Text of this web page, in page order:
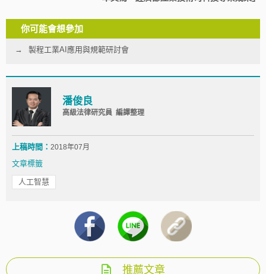
你可能會想參加
製程工業AI應用與規範研討會
潘俊良
高級法律研究員 編譯整理
上稿時間： 2018年07月
文章標籤
人工智慧
推薦文章